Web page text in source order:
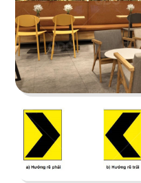
29
ICE CREAM